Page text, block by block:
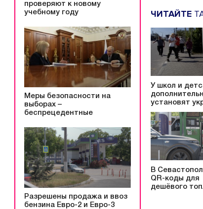
проверяют к новому
учебному году
Меры безопасности на
выборах –
беспрецедентные
Разрешены продажа и ввоз
бензина Евро-2 и Евро-3
ЧИТАЙТЕ
У школ и
установят
В
QR-коды для
дешёвого